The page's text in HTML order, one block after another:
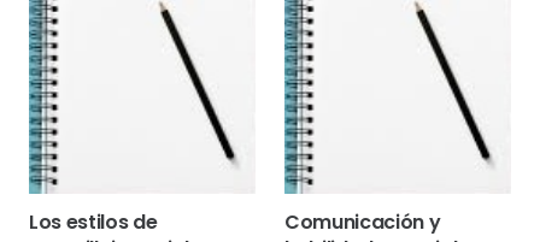
Los estilos de
Comunicación y